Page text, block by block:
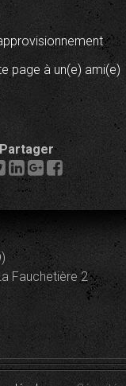
page à un(e) ami(e)
Partager
Fauchetière 2